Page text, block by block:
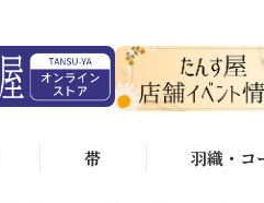
帯 羽織・コ